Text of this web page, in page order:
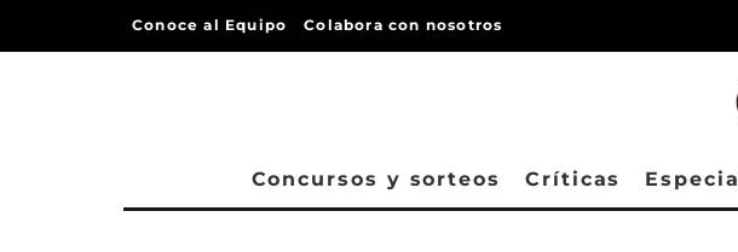
Conoce al Equipo Colabora con nosotros
Concursos y sorteos Críticas